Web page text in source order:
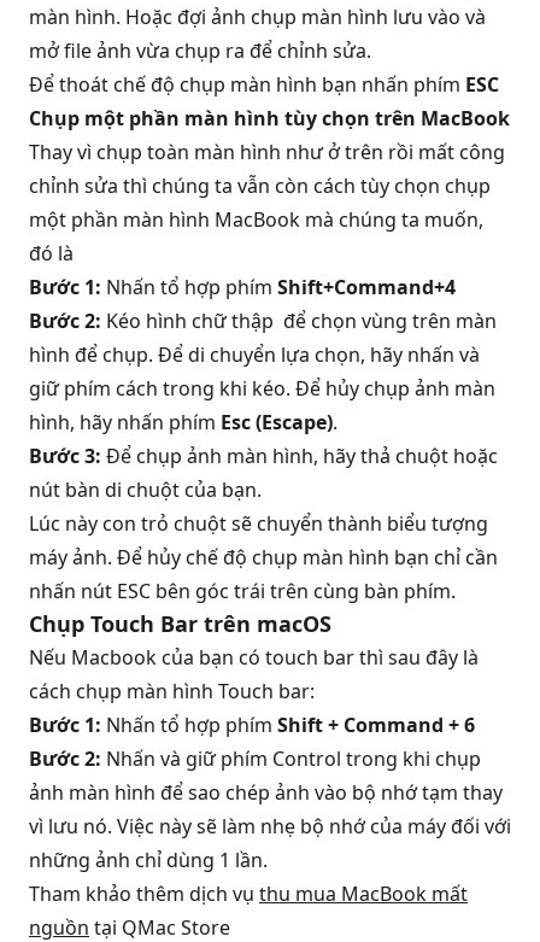
màn hình. Hoặc đợi ảnh chụp màn hình lưu vào và
mở file ảnh vừa chụp ra để chỉnh sửa.
Để thoát chế độ chụp màn hình bạn nhấn phím ESC
Chụp một phần màn hình tùy chọn trên MacBook
Thay vì chụp toàn màn hình như ở trên rồi mất công
chỉnh sửa thì chúng ta vẫn còn cách tùy chọn chụp
một phần màn hình MacBook mà chúng ta muốn,
đó là
Bước 1: Nhấn tổ hợp phím Shift+Command+4
Bước 2: Kéo hình chữ thập để chọn vùng trên màn
hình để chụp. Để di chuyển lựa chọn, hãy nhấn và
giữ phím cách trong khi kéo. Để hủy chụp ảnh màn
hình, hãy nhấn phím Esc (Escape).
Bước 3: Để chụp ảnh màn hình, hãy thả chuột hoặc
nút bàn di chuột của bạn.
Lúc này con trỏ chuột sẽ chuyển thành biểu tượng
máy ảnh. Để hủy chế độ chụp màn hình bạn chỉ cần
nhấn nút ESC bên góc trái trên cùng bàn phím.
Chụp Touch Bar trên macOS
Nếu Macbook của bạn có touch bar thì sau đây là
cách chụp màn hình Touch bar:
Bước 1: Nhấn tổ hợp phím Shift + Command + 6
Bước 2: Nhấn và giữ phím Control trong khi chụp
ảnh màn hình để sao chép ảnh vào bộ nhớ tạm thay
vì lưu nó. Việc này sẽ làm nhẹ bộ nhớ của máy đối với
những ảnh chỉ dùng 1 lần.
Tham khảo thêm dịch vụ thu mua MacBook mất
nguồn tại QMac Store